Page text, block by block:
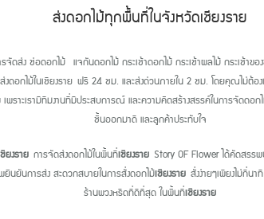
ส่งดอกไม้ทุกพื้นที่ในจังหวัดเชียงราย
จัดส่ง ช่อดอกไม้ แจกันดอกไม้ กระเช้าดอกไม้ กระเช้าผลไม้ กระเช้า
ดอกไม้ในเชียงราย ฟรี 24 ชม. และส่งด่วนภายใน 2 ชม. โดยคุณไม่ต้อง
าะเรามีทีมงานที่มีประสบการณ์ และความคิดสร้างสรรค์ในการจัดดอ
ชิ้นออกมาดี และลูกค้าประทับใจ
ยงราย การจัดส่งดอกไม้ในพื้นที่เชียงราย Story OF Flower ได้คัดสรร
ยันการส่ง สะดวกสบายในการสั่งดอกไม้เชียงรายสั่งง่ายๆเพียงไม่กี่น
ร้านพวงหรีดที่ดีที่สุด ในพื้นที่เชียงราย